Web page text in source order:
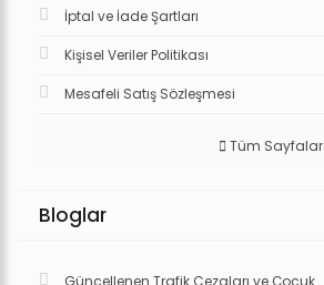
İptal ve İade Şartları
Kişisel Veriler Politikası
Mesafeli Satış Sözleşmesi
Tüm Sayfalar
Bloglar
Güncellenen Trafik Cezaları ve Çocuk